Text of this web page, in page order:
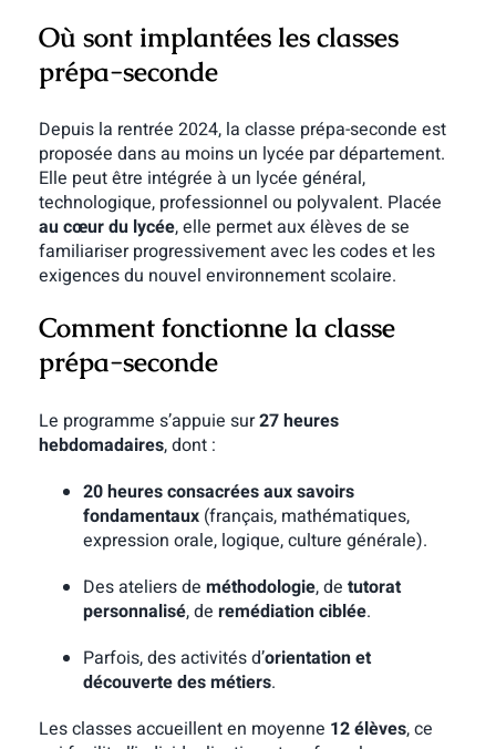
Où sont implantées les classes
prépa-seconde
Depuis la rentrée 2024, la classe prépa-seconde est
proposée dans au moins un lycée par département.
Elle peut être intégrée à un lycée général,
technologique, professionnel ou polyvalent. Placée
au cœur du lycée, elle permet aux élèves de se
familiariser progressivement avec les codes et les
exigences du nouvel environnement scolaire.
Comment fonctionne la classe
prépa-seconde
Le programme s’appuie sur27 heures
hebdomadaires, dont :
20 heures consacrées aux savoirs
fondamentaux(français, mathématiques,
expression orale, logique, culture générale).
Des ateliers de méthodologie, de tutorat
personnalisé, de remédiation ciblée.
Parfois, des activités d’orientation et
découverte des métiers.
Les classes accueillent en moyenne 12 élèves, ce